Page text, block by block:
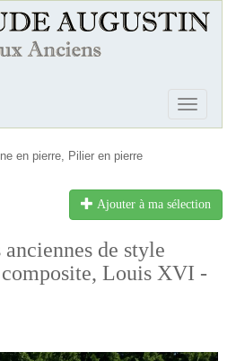
Ouvrir
en pierre, Pilier en pierre
Ajouter à ma sélection
de style
Louis XVI -